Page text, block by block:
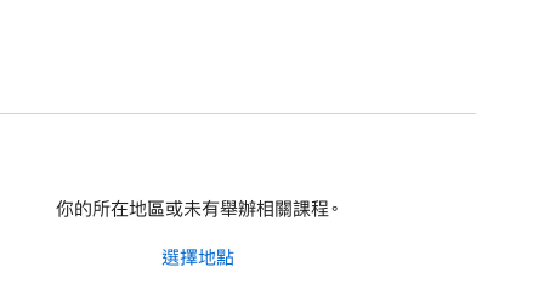
你的所在地區或未有舉辦相關課程。
選擇地點